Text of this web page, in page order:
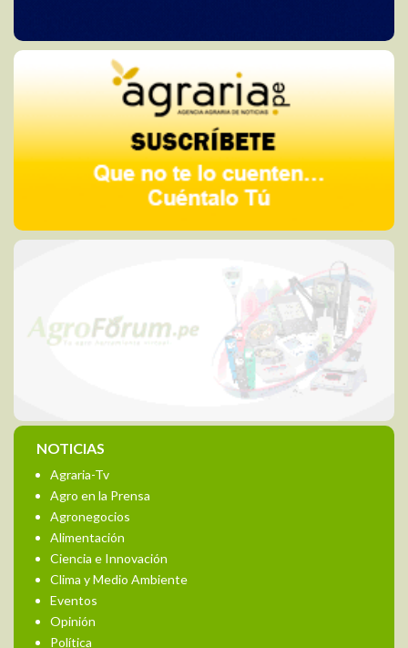
NOTICIAS
Agraria-Tv
Agro en la Prensa
Agronegocios
Alimentación
Ciencia e Innovación
Clima y Medio Ambiente
Eventos
Opinión
Política